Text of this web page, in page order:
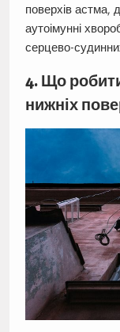
поверхів астма,
аутоімунні
серцево-
4. Що
нижніх